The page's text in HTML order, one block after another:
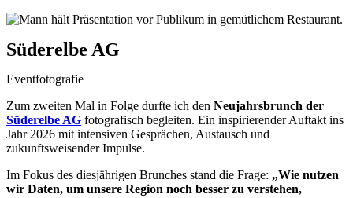
Süderelbe AG
Eventfotografie
Zum zweiten Mal in Folge durfte ich den Neujahrsbrunch der
Süderelbe AG fotografisch begleiten. Ein inspirierender Auftakt ins
Jahr 2026 mit intensiven Gesprächen, Austausch und
zukunftsweisender Impulse.
Im Fokus des diesjährigen Brunches stand die Frage: „Wie nutzen
wir Daten, um unsere Region noch besser zu verstehen,